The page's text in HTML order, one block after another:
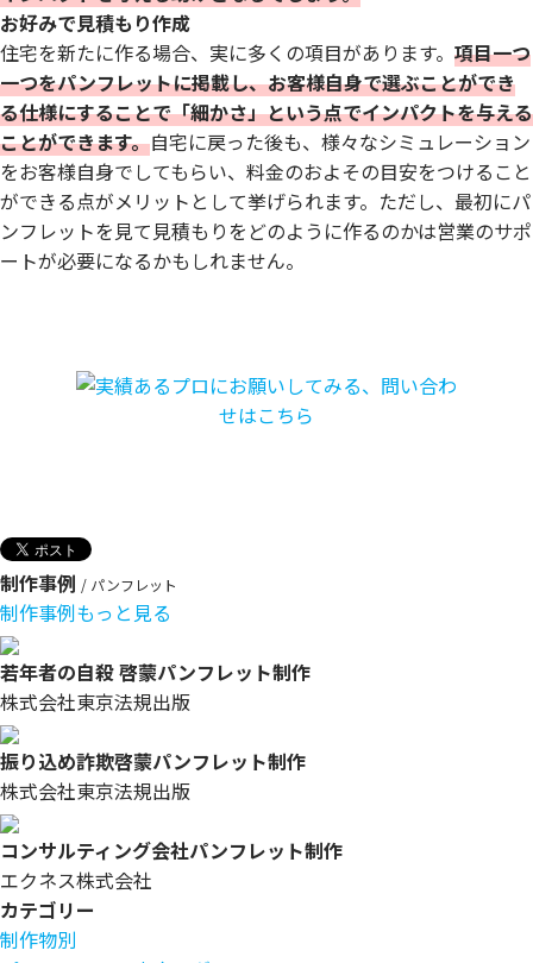
お好みで見積もり作成
住宅を新たに作る場合、実に多くの項目があります。 項目一つ
一つをパンフレットに掲載し、お客様自身で選ぶことができ
る仕様にすることで「細かさ」という点でインパクトを与える
ことができます。自宅に戻った後も、様々なシミュレーション
をお客様自身でしてもらい、料金のおよその目安をつけること
ができる点がメリットとして挙げられます。ただし、最初にパ
ンフレットを見て見積もりをどのように作るのかは営業のサポ
ートが必要になるかもしれません。
制作事例 / パンフレット
制作事例もっと見る
若年者の自殺 啓蒙パンフレット制作
株式会社東京法規出版
振り込め詐欺啓蒙パンフレット制作
株式会社東京法規出版
コンサルティング会社パンフレット制作
エクネス株式会社
カテゴリー
制作物別